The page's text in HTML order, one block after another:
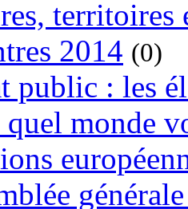
territoires
2014 (0)
public : les
monde